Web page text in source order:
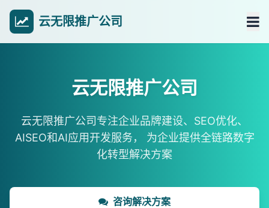
云无限推广公司
云无限推广公司
云无限推广公司专注企业品牌建设、SEO优化、
AISEO和AI应用开发服务，
为企业提供全链路数字
化转型解决方案
咨询解决方案